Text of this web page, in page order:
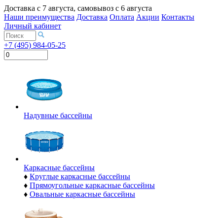
Доставка с 7 августа, самовывоз с 6 августа
Наши преимущества Доставка Оплата Акции Контакты
Личный кабинет
+7 (495) 984-05-25
Надувные бассейны
Каркасные бассейны
♦ Круглые каркасные бассейны
♦ Прямоугольные каркасные бассейны
♦ Овальные каркасные бассейны